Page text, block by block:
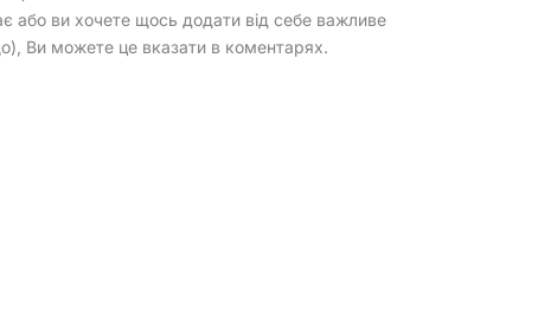
або ви хочете щось додати від себе важливе
Ви можете це вказати в коментарях.